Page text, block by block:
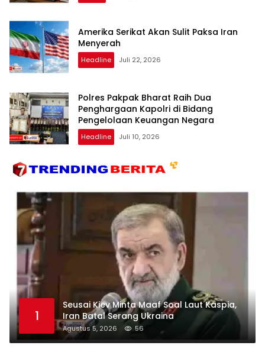
Amerika Serikat Akan Sulit Paksa Iran
Menyerah
Headline Juli 22, 2026
Polres Pakpak Bharat Raih Dua
Penghargaan Kapolri di Bidang
Pengelolaan Keuangan Negara
Headline Juli 10, 2026
1
Seusai Kiev Minta Maaf Soal Laut Kaspia,
Iran Batal Serang Ukraina
Agustus 5, 2026 56